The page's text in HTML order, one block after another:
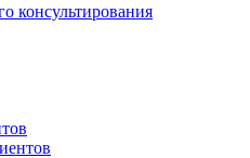
консультирования